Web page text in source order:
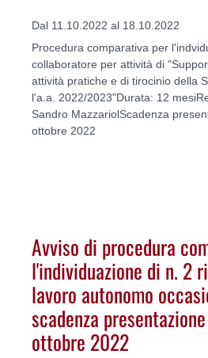
Dal 11.10.2022 al 18.10.2022
Procedura comparativa per
collaboratore per attività di
attività pratiche e di tirocinio della
l'a.a. 2022/2023"Durata: 12
Sandro MazzariolScadenza
ottobre 2022
Avviso di procedura
l'individuazione di n. 2
lavoro autonomo
scadenza
ottobre 2022